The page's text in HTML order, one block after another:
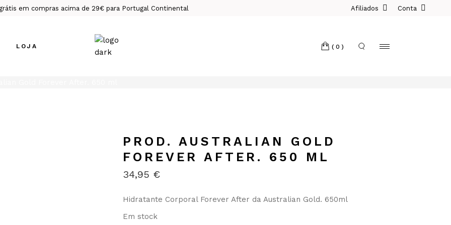
em compras acima de 29€ para Portugal Continental Afiliados Conta
LOJA (0)
PROD. AUSTRALIAN GOLD
FOREVER AFTER. 650 ML
34,95 €
Hidratante Corporal Forever After da Australian Gold. 650ml
Em stock